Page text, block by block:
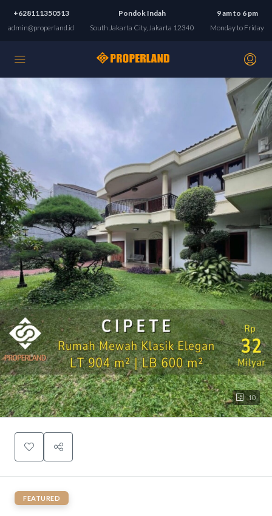
+628111350513
admin@properland.id
Pondok Indah
South Jakarta City, Jakarta 12340
9 am to 6 pm
Monday to Friday
10
FEATURED